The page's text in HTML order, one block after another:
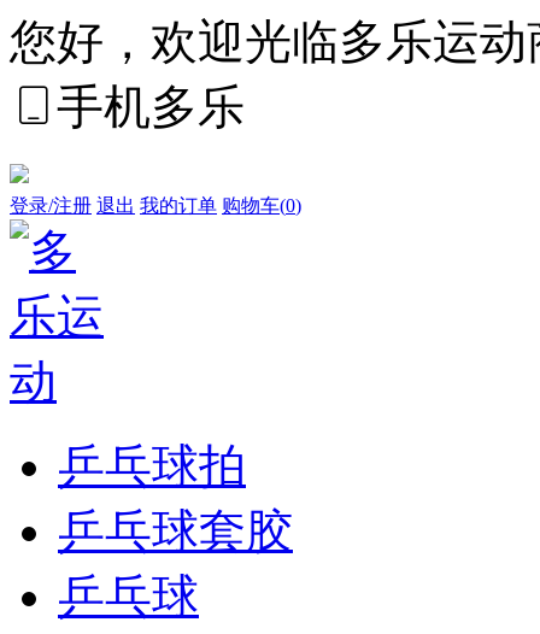
您好，欢迎光临多乐运动
手机多乐
登录/注册 退出 我的订单 购物车(0)
乒乓球拍
乒乓球套胶
乒乓球